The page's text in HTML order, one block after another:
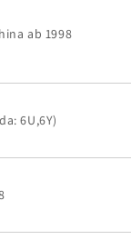
ab 1998
6U,6Y)